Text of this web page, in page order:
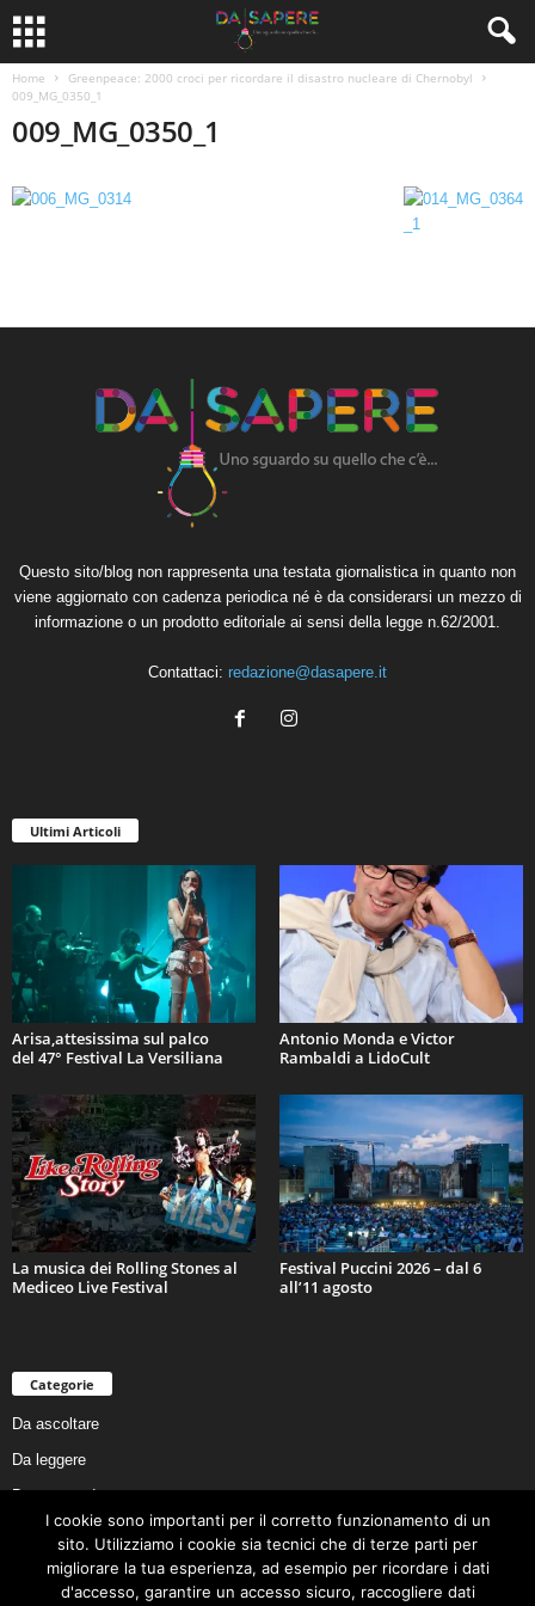
Home
Greenpeace: 2000 croci per ricordare il disastro nucleare di Chernobyl
009_MG_0350_1
009_MG_0350_1
Questo sito/blog non rappresenta una testata giornalistica in quanto non
viene aggiornato con cadenza periodica né è da considerarsi un mezzo di
informazione o un prodotto editoriale ai sensi della legge n.62/2001.
Contattaci: redazione@dasapere.it
Ultimi Articoli
Arisa,attesissima sul palco
del 47° Festival La Versiliana
Antonio Monda e Victor
Rambaldi a LidoCult
La musica dei Rolling Stones al
Mediceo Live Festival
Festival Puccini 2026 – dal 6
all’11 agosto
Categorie
Da ascoltare
Da leggere
Da non perdere
Da conoscere
Da preservare
I cookie sono importanti per il corretto funzionamento di un
sito. Utilizziamo i cookie sia tecnici che di terze parti per
migliorare la tua esperienza, ad esempio per ricordare i dati
d'accesso, garantire un accesso sicuro, raccogliere dati